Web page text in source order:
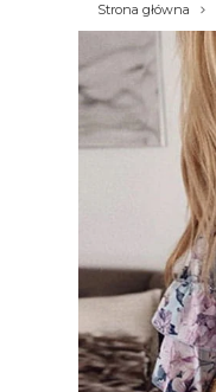
Strona główna